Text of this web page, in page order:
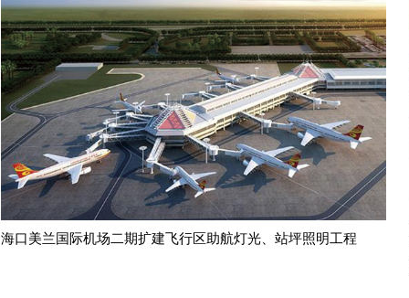
海口美兰国际机场二期扩建飞行区助航灯光、站坪照明工程